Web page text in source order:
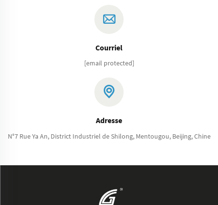
Courriel
[email protected]
Adresse
N°7 Rue Ya An, District Industriel de Shilong, Mentougou, Beijing, Chine